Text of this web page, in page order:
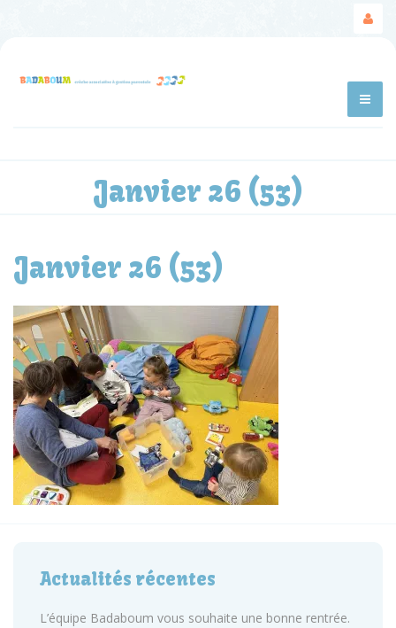
Janvier 26 (53)
Janvier 26 (53)
Actualités récentes
L’équipe Badaboum vous souhaite une bonne rentrée.